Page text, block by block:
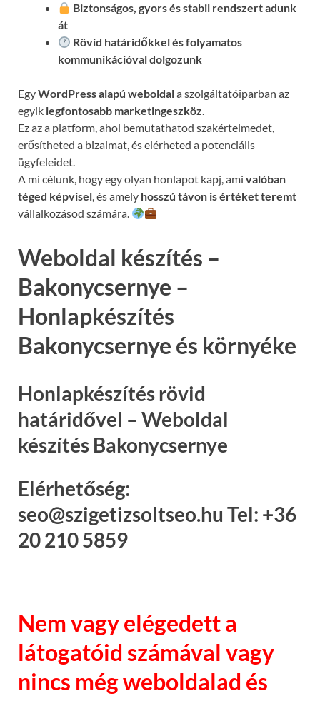
Biztonságos, gyors és stabil rendszert adunk
át
Rövid határidőkkel és folyamatos
kommunikációvaldolgozunk
EgyWordPress alapú weboldala szolgáltatóiparban az
egyik legfontosabb marketingeszköz.
Ez az a platform, ahol bemutathatod szakértelmedet,
erősítheted a bizalmat, és elérheted a potenciális
ügyfeleidet.
A mi célunk, hogy egy olyan honlapot kapj, ami valóban
téged képvisel, és amely hosszú távon is értéket teremt
vállalkozásod számára.
Weboldal készítés –
Bakonycsernye –
Honlapkészítés
Bakonycsernye és környéke
Honlapkészítés rövid
határidővel – Weboldal
készítés Bakonycsernye
Elérhetőség:
seo@szigetizsoltseo.hu Tel: +36
20 210 5859
Nem vagy elégedett a
látogatóid számával vagy
nincs még weboldalad és